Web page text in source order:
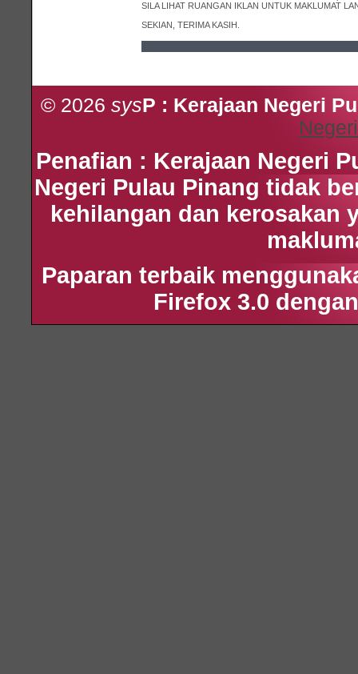
SILA LIHAT RUANGAN IKLAN UNTUK MAKLUMAT
SEKIAN, TERIMA KASIH.
© 2026 sysP : Kerajaan Negeri
Penafian : Kerajaan Negeri
Negeri Pulau Pinang tidak
kehilangan dan kerosakan
Paparan terbaik
Firefox 3.0